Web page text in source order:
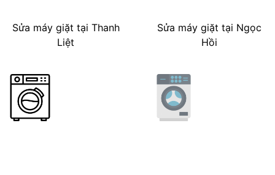
Sửa máy giặt tại Thanh
Liệt
Sửa máy giặt tại Ngọc
Hồi